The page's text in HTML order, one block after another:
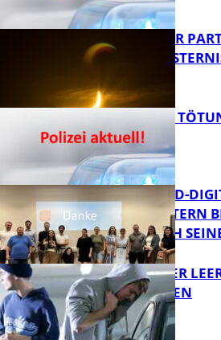
VORTRAG ZUR
PERSEIDEN
FB News
VERSUCHTES
ERMITTELT
FB News
MITTELSTAND-
KAISERSLAUTERN
ERFOLGREICH
TRANSPORTER
SUCHT ZEUGEN